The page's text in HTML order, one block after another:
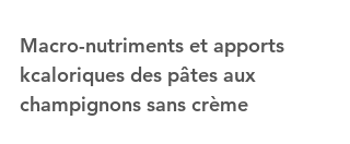
Macro-nutriments et apports
kcaloriques des pâtes aux
champignons sans crème